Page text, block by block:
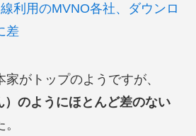
利用のMVNO各社、ダウンロ
差
がトップのようですが、
のようにほとんど差のない